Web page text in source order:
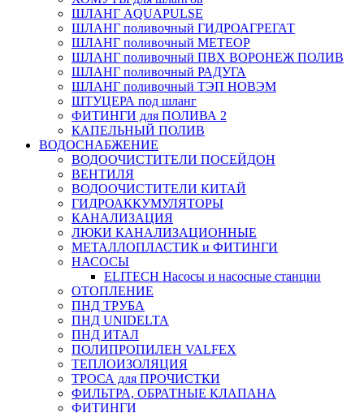
ШЛАНГ AQUAPULSE
ШЛАНГ поливочный ГИДРОАГРЕГАТ
ШЛАНГ поливочный МЕТЕОР
ШЛАНГ поливочный ПВХ ВОРОНЕЖ ПОЛИВ
ШЛАНГ поливочный РАДУГА
ШЛАНГ поливочный ТЭП НОВЭМ
ШТУЦЕРА под шланг
ФИТИНГИ для ПОЛИВА 2
КАПЕЛЬНЫЙ ПОЛИВ
ВОДОСНАБЖЕНИЕ
ВОДООЧИСТИТЕЛИ ПОСЕЙДОН
ВЕНТИЛЯ
ВОДООЧИСТИТЕЛИ КИТАЙ
ГИДРОАККУМУЛЯТОРЫ
КАНАЛИЗАЦИЯ
ЛЮКИ КАНАЛИЗАЦИОННЫЕ
МЕТАЛЛОПЛАСТИК и ФИТИНГИ
НАСОСЫ
ELITECH Насосы и насосные станции
ОТОПЛЕНИЕ
ПНД ТРУБА
ПНД UNIDELTA
ПНД ИТАЛ
ПОЛИПРОПИЛЕН VALFEX
ТЕПЛОИЗОЛЯЦИЯ
ТРОСА для ПРОЧИСТКИ
ФИЛЬТРА, ОБРАТНЫЕ КЛАПАНА
ФИТИНГИ